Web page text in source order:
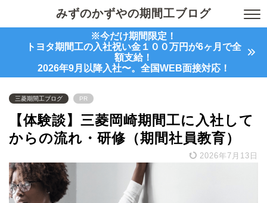
みずのかずやの期間工ブログ
※今だけ期間限定！
トヨタ期間工の入社祝い金１００万円が6ヶ月で全
額支給！
2026年9月以降入社〜。全国WEB面接対応！
三菱期間工ブログ PR
【体験談】三菱岡崎期間工に入社して
からの流れ・研修（期間社員教育）
2026年7月13日